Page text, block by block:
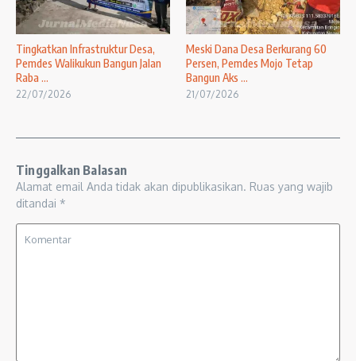
Tingkatkan Infrastruktur Desa,
Pemdes Walikukun Bangun Jalan
Raba ...
22/07/2026
Meski Dana Desa Berkurang 60
Persen, Pemdes Mojo Tetap
Bangun Aks ...
21/07/2026
Tinggalkan Balasan
Alamat email Anda tidak akan dipublikasikan. Ruas yang wajib
ditandai *